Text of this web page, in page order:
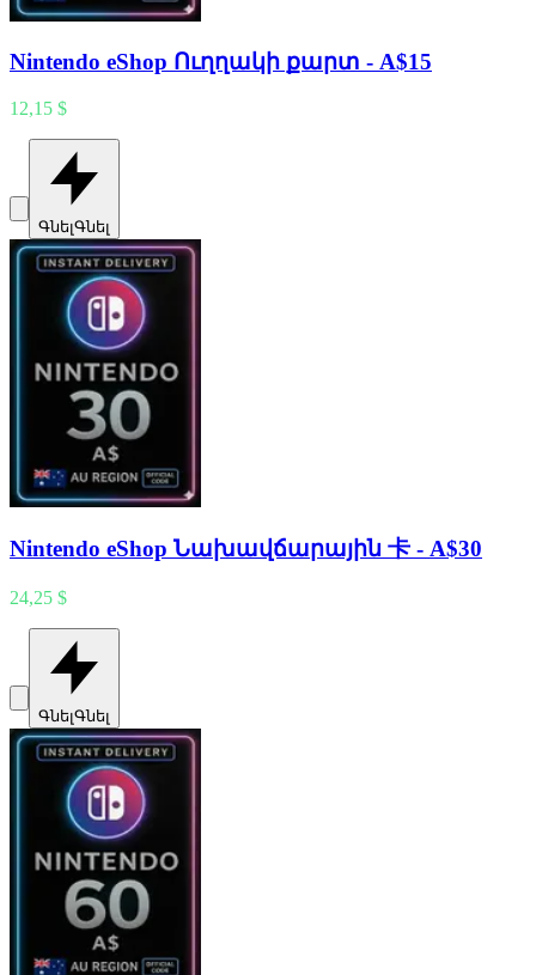
Nintendo eShop Ուղղակի քարտ - A$15
12,15 $
ԳնելԳնել
Nintendo eShop Նախավճարային 卡 - A$30
24,25 $
ԳնելԳնել